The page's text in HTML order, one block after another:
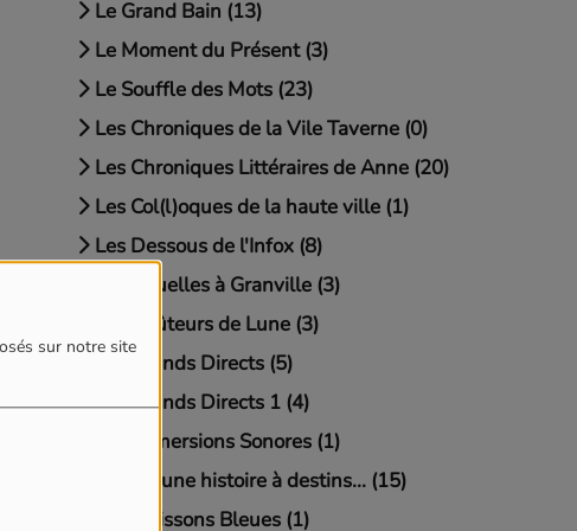
sur notre site
Le Grand Bain (13)
Le Moment du Présent (3)
Le Souffle des Mots (23)
Les Chroniques de la Vile Taverne (0)
Les Chroniques Littéraires de Anne (20)
Les Col(l)oques de la haute ville (1)
Les Dessous de l'Infox (8)
Les Gouelles à Granville (3)
Les Goûteurs de Lune (3)
Les Grands Directs (5)
Les Grands Directs 1 (4)
Les Immersions Sonores (1)
Les JO, une histoire à destins... (15)
Les Moissons Bleues (1)